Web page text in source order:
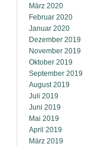
März 2020
Februar 2020
Januar 2020
Dezember 2019
November 2019
Oktober 2019
September 2019
August 2019
Juli 2019
Juni 2019
Mai 2019
April 2019
März 2019